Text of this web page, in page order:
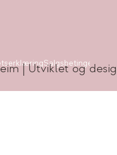
Salgsbetingelser
| Utviklet og